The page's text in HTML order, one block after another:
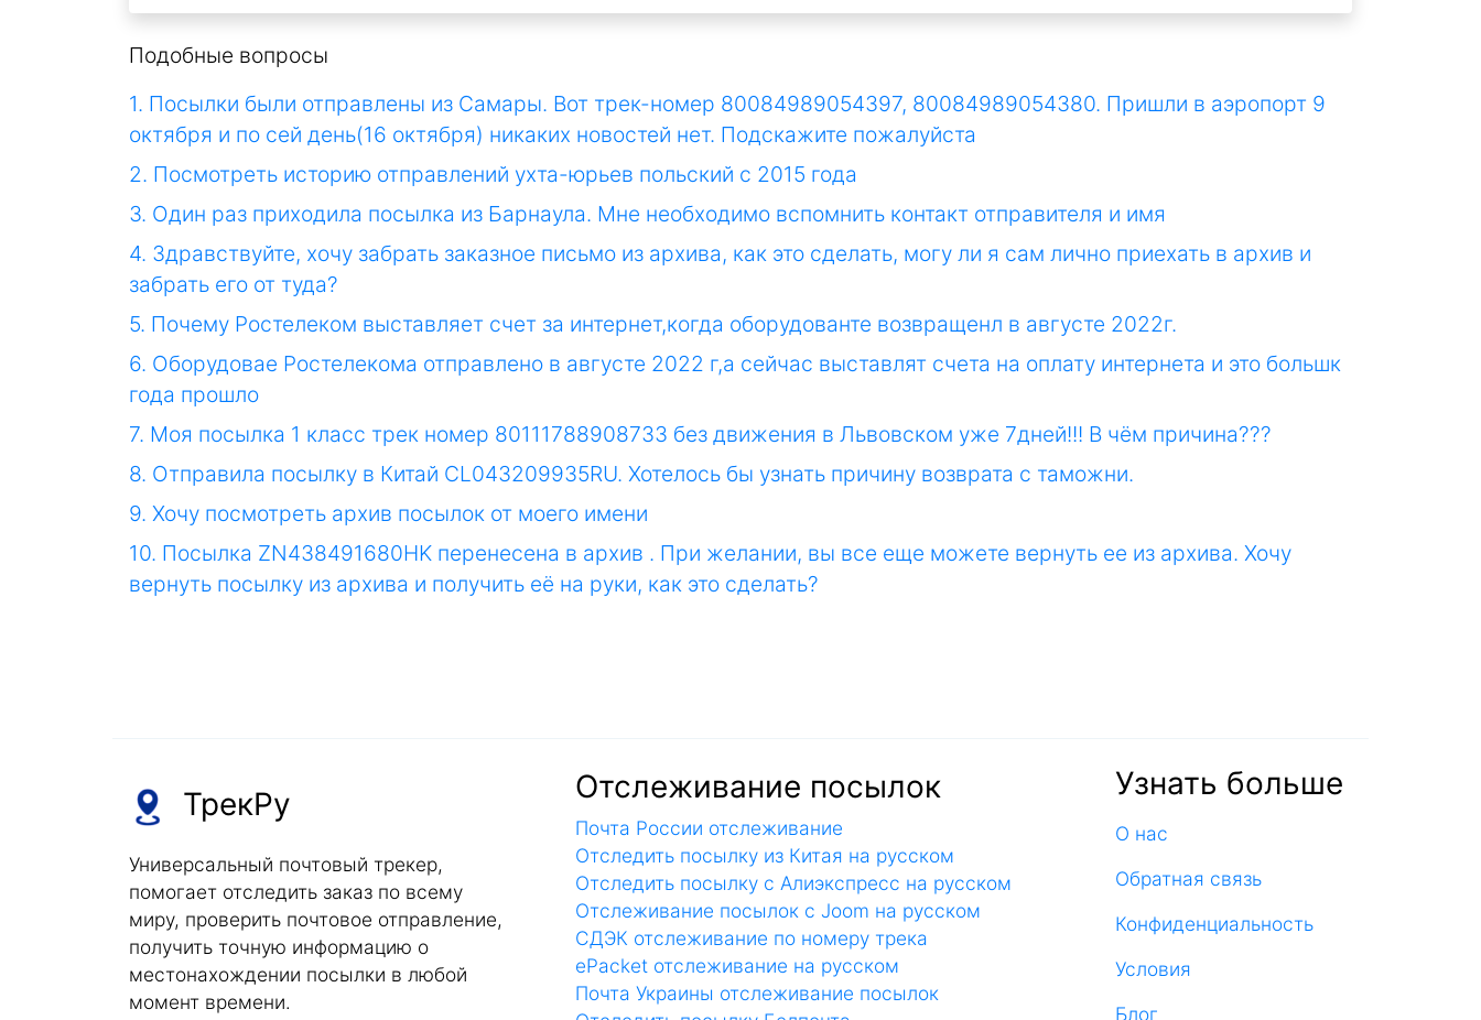
Подобные вопросы
1. Посылки были отправлены из Самары. Вот трек-номер 80084989054397, 80084989054380. Пришли в аэропорт 9
октября и по сей день(16 октября) никаких новостей нет. Подскажите пожалуйста
2. Посмотреть историю отправлений ухта-юрьев польский с 2015 года
3. Один раз приходила посылка из Барнаула. Мне необходимо вспомнить контакт отправителя и имя
4. Здравствуйте, хочу забрать заказное письмо из архива, как это сделать, могу ли я сам лично приехать в архив и
забрать его от туда?
5. Почему Ростелеком выставляет счет за интернет,когда оборудованте возвращенл в августе 2022г.
6. Оборудовае Ростелекома отправлено в августе 2022 г,а сейчас выставлят счета на оплату интернета и это большк
года прошло
7. Моя посылка 1 класс трек номер 80111788908733 без движения в Львовском уже 7дней!!! В чём причина???
8. Отправила посылку в Китай CL043209935RU. Хотелось бы узнать причину возврата с таможни.
9. Хочу посмотреть архив посылок от моего имени
10. Посылка ZN438491680HK перенесена в архив . При желании, вы все еще можете вернуть ее из архива. Хочу
вернуть посылку из архива и получить её на руки, как это сделать?
ТрекРу
Универсальный почтовый трекер,
помогает отследить заказ по всему
миру, проверить почтовое отправление,
получить точную информацию о
местонахождении посылки в любой
момент времени.
Отслеживание посылок
Почта России отслеживание
Отследить посылку из Китая на русском
Отследить посылку с Алиэкспресс на русском
Отслеживание посылок с Joom на русском
СДЭК отслеживание по номеру трека
ePacket отслеживание на русском
Почта Украины отслеживание посылок
Узнать больше
О нас
Обратная связь
Конфиденциальность
Условия
Блог